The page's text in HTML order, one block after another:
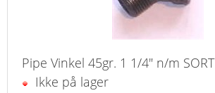
Pipe Vinkel 45gr. 1 1/4" n/m SORT
Ikke på lager